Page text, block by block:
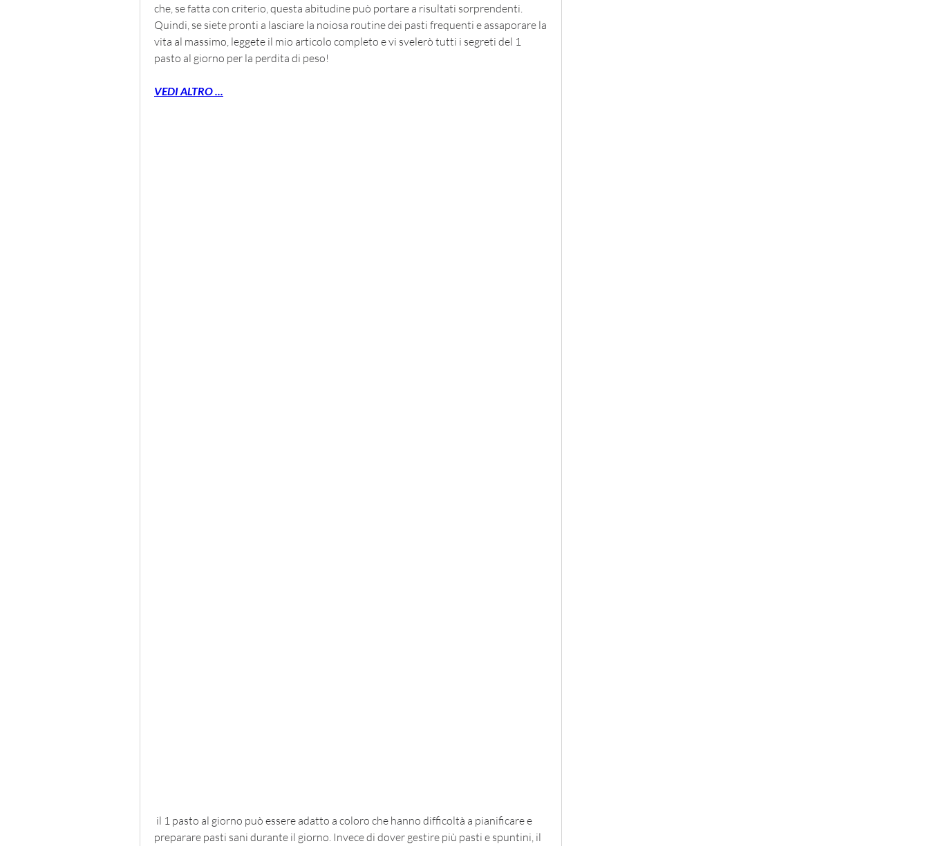
che, se fatta con criterio, questa abitudine può portare a risultati sorprendenti.
Quindi, se siete pronti a lasciare la noiosa routine dei pasti frequenti e assaporare la
vita al massimo, leggete il mio articolo completo e vi svelerò tutti i segreti del 1
pasto al giorno per la perdita di peso!
VEDI ALTRO ...
preparare pasti sani durante il giorno. Invece di dover gestire più pasti e spuntini, il